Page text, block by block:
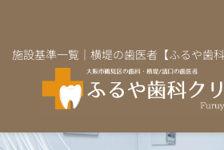
施設基準一覧｜横堤の歯医者【ふるや歯